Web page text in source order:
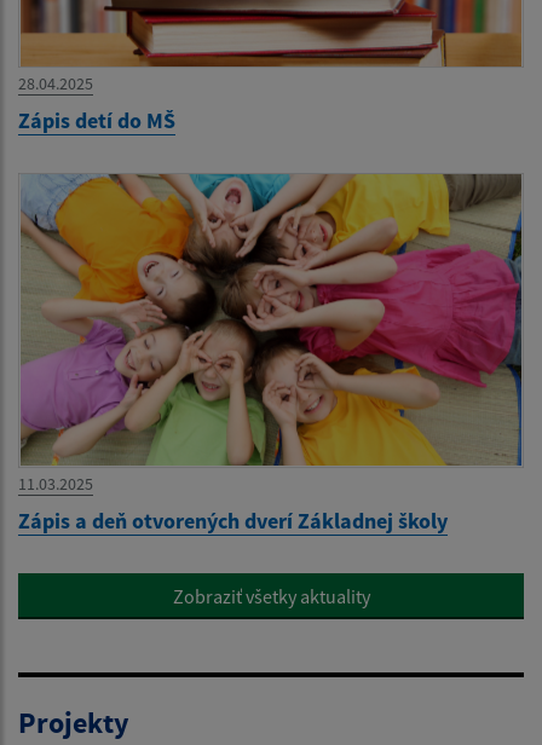
28.04.2025
Zápis detí do MŠ
11.03.2025
Zápis a deň otvorených dverí Základnej školy
Zobraziť všetky aktuality
Projekty